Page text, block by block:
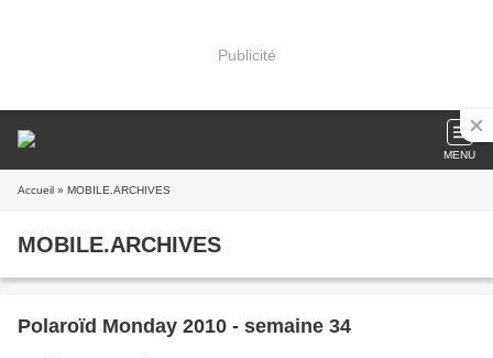
Publicité
MENU
Accueil » MOBILE.ARCHIVES
MOBILE.ARCHIVES
Polaroïd Monday 2010 - semaine 34